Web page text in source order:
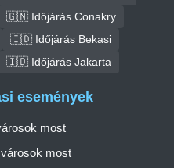
🇬🇳 Időjárás Conakry
🇮🇩 Időjárás Bekasi
🇮🇩 Időjárás Jakarta
események
most
most